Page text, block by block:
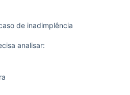
de inadimplência
analisar: